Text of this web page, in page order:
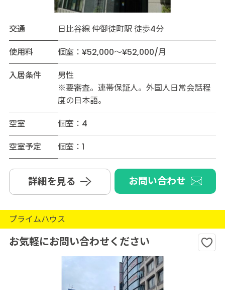
交通
日比谷線 仲御徒町駅 徒歩4分
使用料
個室：¥52,000～¥52,000/月
入居条件
男性
※要審査。連帯保証人。外国人日常会話程
度の日本語。
空室
個室：4
空室予定
個室：1
詳細を見る お問い合わせ
プライムハウス
お気軽にお問い合わせください